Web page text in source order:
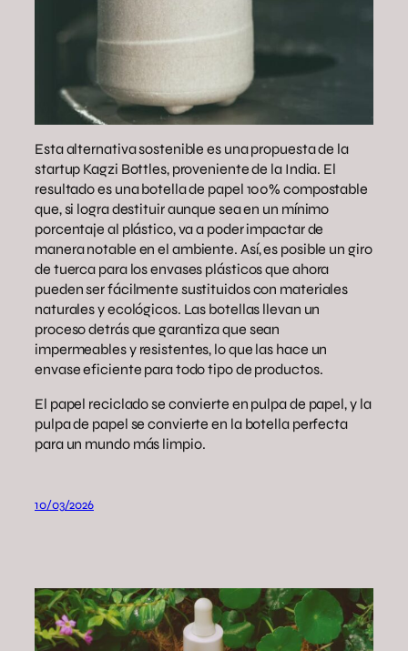
Esta alternativa sostenible es una propuesta de la
startup Kagzi Bottles, proveniente de la India. El
resultado es una botella de papel 100% compostable
que, si logra destituir aunque sea en un mínimo
porcentaje al plástico, va a poder impactar de
manera notable en el ambiente. Así, es posible un giro
de tuerca para los envases plásticos que ahora
pueden ser fácilmente sustituidos con materiales
naturales y ecológicos. Las botellas llevan un
proceso detrás que garantiza que sean
impermeables y resistentes, lo que las hace un
envase eficiente para todo tipo de productos.
El papel reciclado se convierte en pulpa de papel, y la
pulpa de papel se convierte en la botella perfecta
para un mundo más limpio.
10/03/2026